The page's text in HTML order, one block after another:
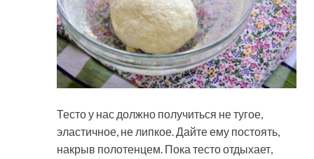
Тесто у нас должно получиться не тугое,
эластичное, не липкое. Дайте ему постоять,
накрыв полотенцем. Пока тесто отдыхает,